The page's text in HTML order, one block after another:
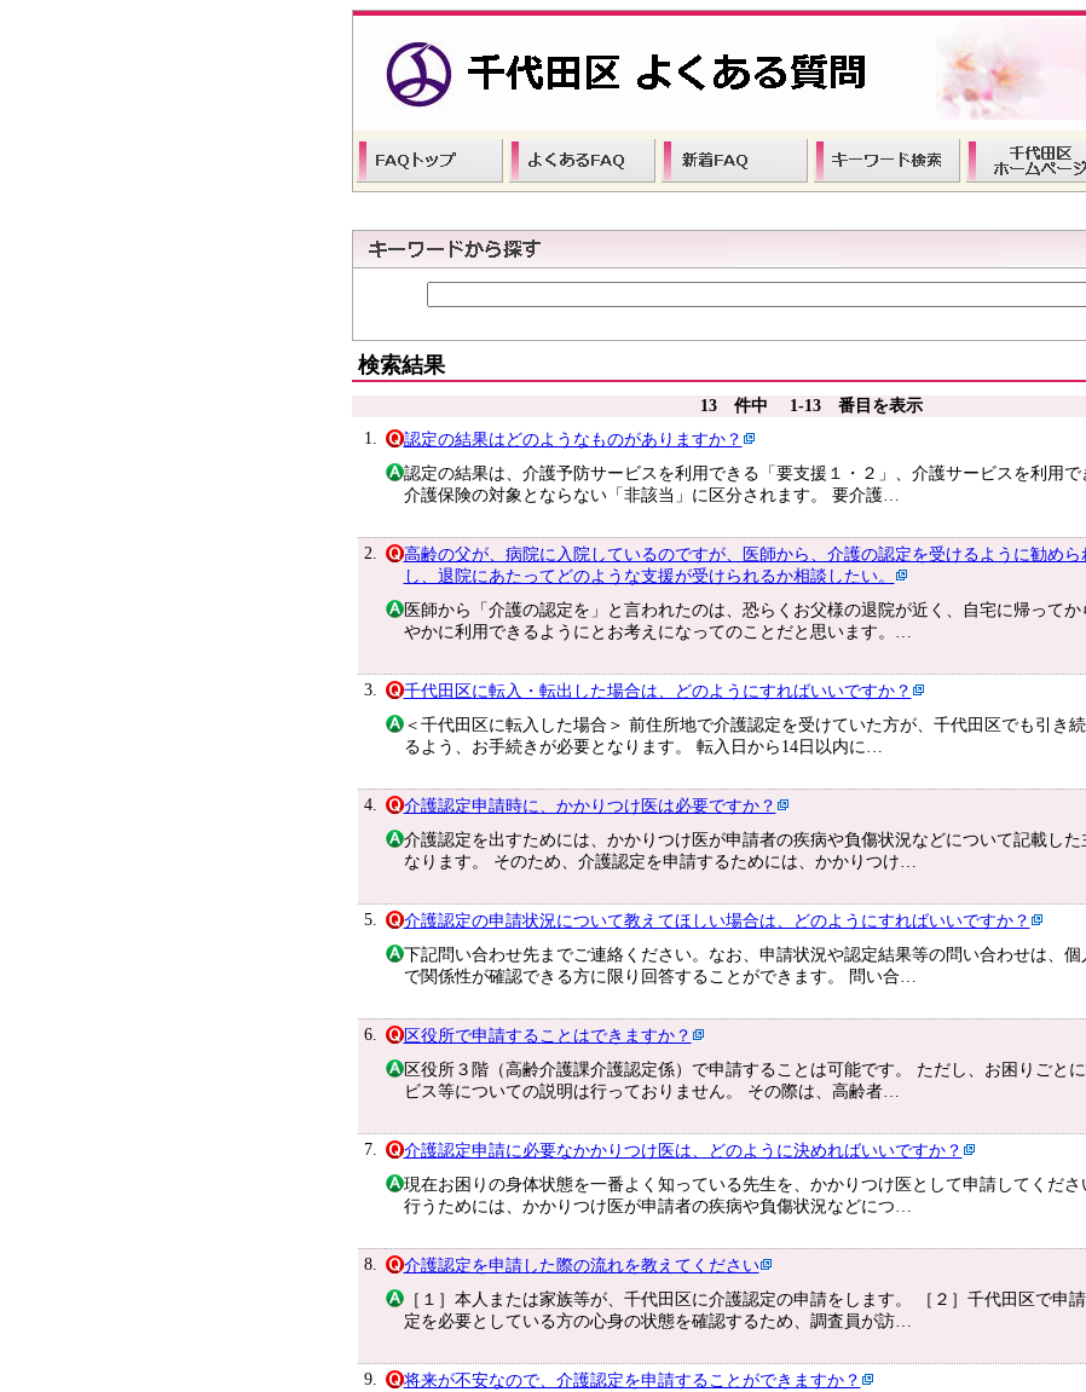
検索結果
13 件中 1-13 番目を表示
1.
認定の結果はどのようなものがありますか？
認定の結果は、介護予防サービスを利用できる「要支援１・２」、介護サービスを利用で
介護保険の対象とならない「非該当」に区分されます。 要介護…
2.
高齢の父が、病院に入院しているのですが、医師から、介護の認定を受けるように勧め
し、退院にあたってどのような支援が受けられるか相談したい。
医師から「介護の認定を」と言われたのは、恐らくお父様の退院が近く、自宅に帰って
やかに利用できるようにとお考えになってのことだと思います。…
3.
千代田区に転入・転出した場合は、どのようにすればいいですか？
＜千代田区に転入した場合＞ 前住所地で介護認定を受けていた方が、千代田区でも引き
るよう、お手続きが必要となります。 転入日から14日以内に…
4.
介護認定申請時に、かかりつけ医は必要ですか？
介護認定を出すためには、かかりつけ医が申請者の疾病や負傷状況などについて記載した
なります。 そのため、介護認定を申請するためには、かかりつけ…
5.
介護認定の申請状況について教えてほしい場合は、どのようにすればいいですか？
下記問い合わせ先までご連絡ください。なお、申請状況や認定結果等の問い合わせは、
で関係性が確認できる方に限り回答することができます。 問い合…
6.
区役所で申請することはできますか？
区役所３階（高齢介護課介護認定係）で申請することは可能です。 ただし、お困りごと
ビス等についての説明は行っておりません。 その際は、高齢者…
7.
介護認定申請に必要なかかりつけ医は、どのように決めればいいですか？
現在お困りの身体状態を一番よく知っている先生を、かかりつけ医として申請してくだ
行うためには、かかりつけ医が申請者の疾病や負傷状況などにつ…
8.
介護認定を申請した際の流れを教えてください
［１］本人または家族等が、千代田区に介護認定の申請をします。 ［２］千代田区で申
定を必要としている方の心身の状態を確認するため、調査員が訪…
9.
将来が不安なので、介護認定を申請することができますか？